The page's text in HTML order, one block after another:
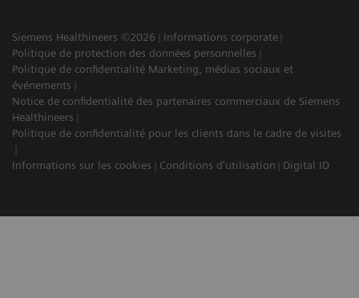
Siemens Healthineers ©2026
Informations corporate
Politique de protection des données personnelles
Politique de confidentialité Marketing, médias sociaux et
événements
Notice de confidentialité des partenaires commerciaux de Siemens
Healthineers
Politique de confidentialité pour les clients dans le cadre de visites
Informations sur les cookies Conditions d'utilisation Digital ID